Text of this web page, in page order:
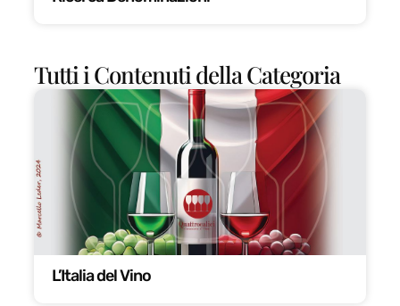
Tutti i Contenuti della Categoria
L’Italia del Vino